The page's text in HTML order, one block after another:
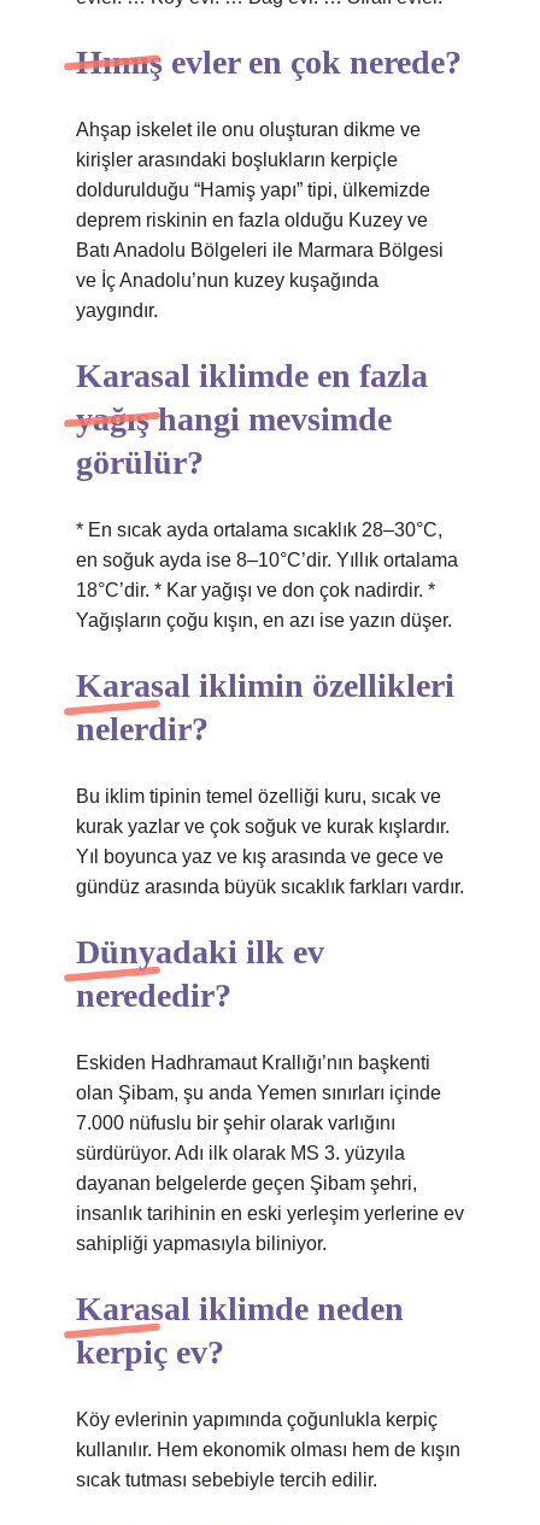
Hımış evler en çok nerede?
Ahşap iskelet ile onu oluşturan dikme ve
kirişler arasındaki boşlukların kerpiçle
doldurulduğu “Hamiş yapı” tipi, ülkemizde
deprem riskinin en fazla olduğu Kuzey ve
Batı Anadolu Bölgeleri ile Marmara Bölgesi
ve İç Anadolu’nun kuzey kuşağında
yaygındır.
Karasal iklimde en fazla
yağış hangi mevsimde
görülür?
* En sıcak ayda ortalama sıcaklık 28–30°C,
en soğuk ayda ise 8–10°C’dir. Yıllık ortalama
18°C’dir. * Kar yağışı ve don çok nadirdir. *
Yağışların çoğu kışın, en azı ise yazın düşer.
Karasal iklimin özellikleri
nelerdir?
Bu iklim tipinin temel özelliği kuru, sıcak ve
kurak yazlar ve çok soğuk ve kurak kışlardır.
Yıl boyunca yaz ve kış arasında ve gece ve
gündüz arasında büyük sıcaklık farkları vardır.
Dünyadaki ilk ev
nerededir?
Eskiden Hadhramaut Krallığı’nın başkenti
olan Şibam, şu anda Yemen sınırları içinde
7.000 nüfuslu bir şehir olarak varlığını
sürdürüyor. Adı ilk olarak MS 3. yüzyıla
dayanan belgelerde geçen Şibam şehri,
insanlık tarihinin en eski yerleşim yerlerine ev
sahipliği yapmasıyla biliniyor.
Karasal iklimde neden
kerpiç ev?
Köy evlerinin yapımında çoğunlukla kerpiç
kullanılır. Hem ekonomik olması hem de kışın
sıcak tutması sebebiyle tercih edilir.